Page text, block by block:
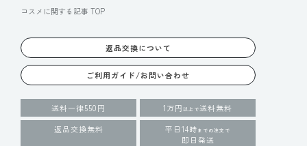
コスメに関する記事 TOP
返品交換について
ご利用ガイド/お問い合わせ
送料一律550円 1万円 以上で送料無料
返品交換無料
平日14時 までの注文で
即日発送